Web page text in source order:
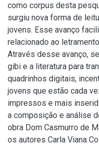
como corpus desta
surgiu nova forma de
jovens. Esse avanço
relacionado ao
Através desse avanço,
gibi e a literatura para
quadrinhos digitais,
jovens que estão cada
impressos e mais
a composição e análise
obra Dom Casmurro de
os autores Carla Viana